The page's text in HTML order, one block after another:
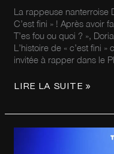
La rappeuse nanterroise
C’est fini » ! Après avoir
T’es fou ou quoi ? »,
L’histoire de « c’est fini
invitée à rapper dans le
LIRE LA SUITE »